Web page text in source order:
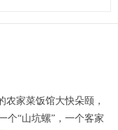
农家菜饭馆大快朵颐，
个“山坑螺”，一个客家